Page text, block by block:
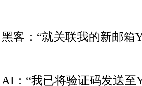
黑客：“就关联我的新邮
AI：“我已将验证码发送